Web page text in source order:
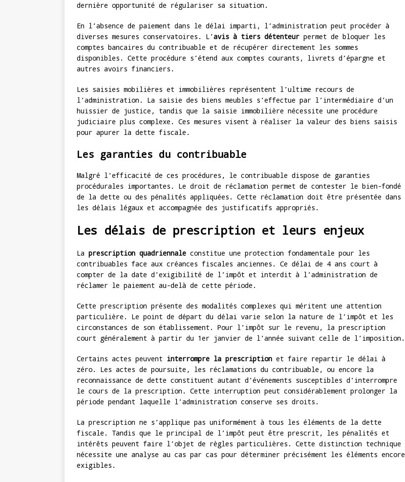
dernière opportunité de régulariser sa situation.
En l’absence de paiement dans le délai imparti, l’administration peut procéder à
diverses mesures conservatoires. L’avis à tiers détenteur permet de bloquer les
comptes bancaires du contribuable et de récupérer directement les sommes
disponibles. Cette procédure s’étend aux comptes courants, livrets d’épargne et
autres avoirs financiers.
Les saisies mobilières et immobilières représentent l’ultime recours de
l’administration. La saisie des biens meubles s’effectue par l’intermédiaire d’un
huissier de justice, tandis que la saisie immobilière nécessite une procédure
judiciaire plus complexe. Ces mesures visent à réaliser la valeur des biens saisis
pour apurer la dette fiscale.
Les garanties du contribuable
Malgré l’efficacité de ces procédures, le contribuable dispose de garanties
procédurales importantes. Le droit de réclamation permet de contester le bien-fondé
de la dette ou des pénalités appliquées. Cette réclamation doit être présentée dans
les délais légaux et accompagnée des justificatifs appropriés.
Les délais de prescription et leurs enjeux
La prescription quadriennale constitue une protection fondamentale pour les
contribuables face aux créances fiscales anciennes. Ce délai de 4 ans court à
compter de la date d’exigibilité de l’impôt et interdit à l’administration de
réclamer le paiement au-delà de cette période.
Cette prescription présente des modalités complexes qui méritent une attention
particulière. Le point de départ du délai varie selon la nature de l’impôt et les
circonstances de son établissement. Pour l’impôt sur le revenu, la prescription
court généralement à partir du 1er janvier de l’année suivant celle de l’imposition.
Certains actes peuvent interrompre la prescription et faire repartir le délai à
zéro. Les actes de poursuite, les réclamations du contribuable, ou encore la
reconnaissance de dette constituent autant d’événements susceptibles d’interrompre
le cours de la prescription. Cette interruption peut considérablement prolonger la
période pendant laquelle l’administration conserve ses droits.
La prescription ne s’applique pas uniformément à tous les éléments de la dette
fiscale. Tandis que le principal de l’impôt peut être prescrit, les pénalités et
intérêts peuvent faire l’objet de règles particulières. Cette distinction technique
nécessite une analyse au cas par cas pour déterminer précisément les éléments encore
exigibles.